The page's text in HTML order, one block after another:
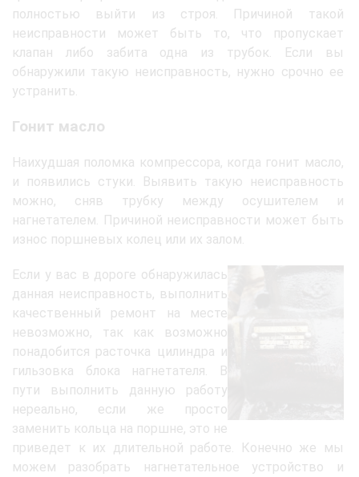
полностью выйти из строя. Причиной такой
неисправности может быть то, что пропускает
клапан либо забита одна из трубок. Если вы
обнаружили такую неисправность, нужно срочно ее
устранить.
Гонит масло
Наихудшая поломка компрессора, когда гонит масло,
и появились стуки. Выявить такую неисправность
можно, сняв трубку между осушителем и
нагнетателем. Причиной неисправности может быть
износ поршневых колец или их залом.
Если у вас в дороге обнаружилась
данная неисправность, выполнить
качественный ремонт на месте
невозможно, так как возможно
понадобится расточка цилиндра и
гильзовка блока нагнетателя. В
пути выполнить данную работу
нереально, если же просто
заменить кольца на поршне, это не
приведет к их длительной работе. Конечно же мы
можем разобрать нагнетательное устройство и